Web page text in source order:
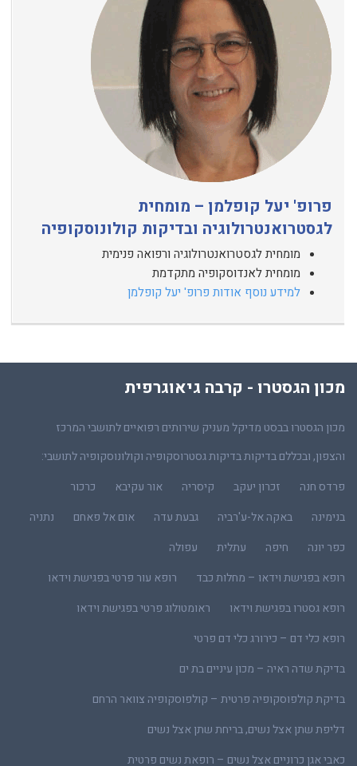
פרופ' יעל קופלמן – מומחית
לגסטרואנטרולוגיה ובדיקות קולונוסקופיה
מומחית לגסטרואנטרולוגיה ורפואה פנימית
מומחית לאנדוסקופיה מתקדמת
למידע נוסף אודות פרופ' יעל קופלמן
מכון הגסטרו - קרבה גיאוגרפית
מכון הגסטרו בבסט מדיקל מעניק שירותים רפואיים לתושבי המרכז
והצפון, ובכללם בדיקות בדיקות גסטרוסקופיה וקולונוסקופיה לתושבי:
פרדס חנה
זכרון יעקב קיסריה אור עקיבא
כרכור
בנימינה
באקה אל-ע'רביה גבעת עדה אום אל פאחם
נתניה
כפר יונה
חיפה עתלית
עפולה
רופא בפגישת וידאו – מחלות כבד
רופא עור פרטי בפגישת וידאו
רופא גסטרו בפגישת וידאו
ראומטולוג פרטי בפגישת וידאו
רופא כלי דם – כירורג כלי דם פרטי
בדיקת שדה ראיה – מכון עיניים בת ים
בדיקת קולפוסקופיה פרטית – קולפוסקופיה צוואר הרחם
דליפת שתן אצל נשים, בריחת שתן אצל נשים
כאבי אגן כרוניים אצל נשים – רופאת נשים פרטית